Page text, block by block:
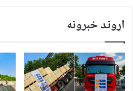
اړوند خبرونه